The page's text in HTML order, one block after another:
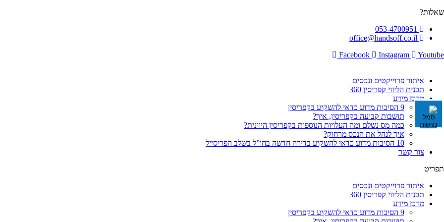
דלג
שאלות?
053-4700951
office@handsoff.co.il
Facebook
Instagram Youtube
איתור פרוייקטים ונכסים
תכנית הליווי קפריסין 360
מרכז מידע
9 הסיבות מדוע כדאי להשקיע בקפריסין
תושבות קבועה בקפריסין, איך?
כמה מס נשלם ומה העלויות הנוספות בקפריסין היוונית?
איך לנהל את הנכס מרחוק?
10 הסיבות מדוע כדאי להשקיע בדירה חדשה בחו”ל בשלב הפריסייל
צור קשר
תפריט
איתור פרוייקטים ונכסים
תכנית הליווי קפריסין 360
מרכז מידע
9 הסיבות מדוע כדאי להשקיע בקפריסין